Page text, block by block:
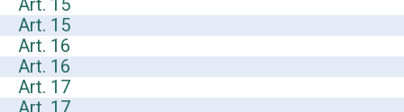
Art. 15
Art. 15
Art. 16
Art. 16
Art. 17